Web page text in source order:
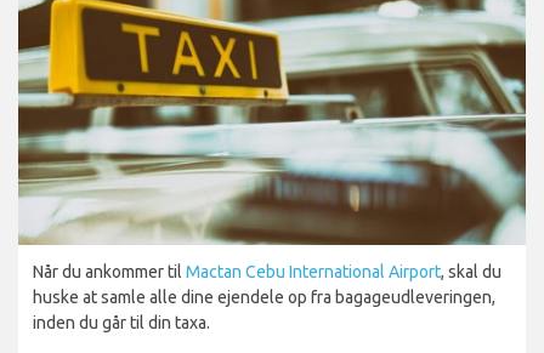
Når du ankommer til Mactan Cebu International Airport, skal du
huske at samle alle dine ejendele op fra bagageudleveringen,
inden du går til din taxa.